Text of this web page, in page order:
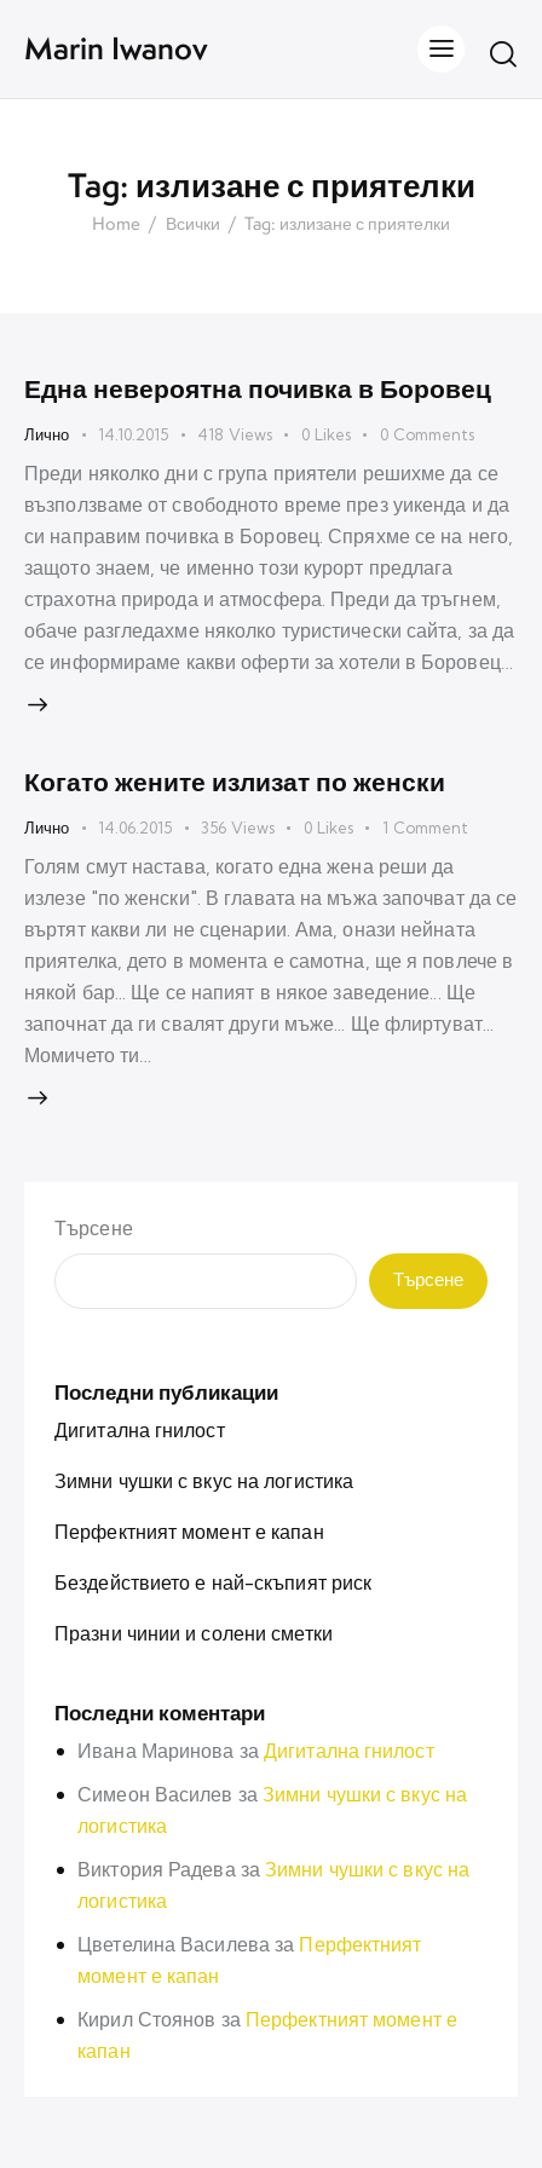
Marin Iwanov
Tag: излизане с приятелки
Home Всички Tag: излизане с приятелки
Една невероятна почивка в Боровец
Лично 14.10.2015 418 Views 0 Likes 0 Comments
Преди няколко дни с група приятели решихме да се
възползваме от свободното време през уикенда и да
си направим почивка в Боровец. Спряхме се на него,
защото знаем, че именно този курорт предлага
страхотна природа и атмосфера. Преди да тръгнем,
обаче разгледахме няколко туристически сайта, за да
се информираме какви оферти за хотели в Боровец…
Когато жените излизат по женски
Лично 14.06.2015 356 Views 0 Likes 1 Comment
Голям смут настава, когато една жена реши да
излезе "по женски". В главата на мъжа започват да се
въртят какви ли не сценарии. Ама, онази нейната
приятелка, дето в момента е самотна, ще я повлече в
някой бар... Ще се напият в някое заведение... Ще
започнат да ги свалят други мъже... Ще флиртуват...
Момичето ти…
Търсене
Търсене
Последни публикации
Дигитална гнилост
Зимни чушки с вкус на логистика
Перфектният момент е капан
Бездействието е най-скъпият риск
Празни чинии и солени сметки
Последни коментари
Ивана Маринова за Дигитална гнилост
Симеон Василев за Зимни чушки с вкус на
логистика
Виктория РадевазаЗимни чушки с вкус на
логистика
Цветелина Василева за Перфектният
момент е капан
Кирил Стоянов за Перфектният момент е
капан